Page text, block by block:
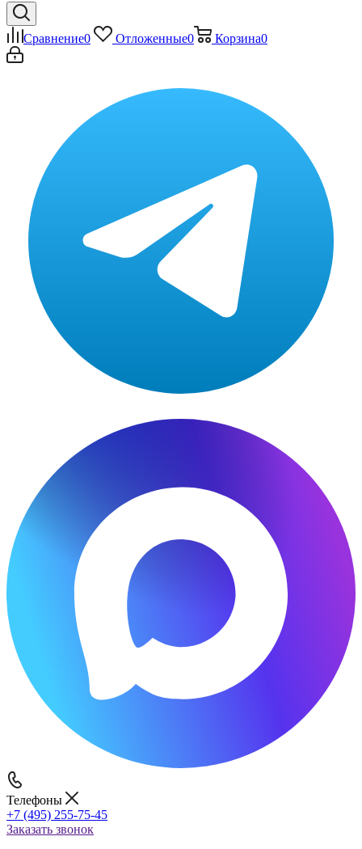
Сравнение0 Отложенные0 Корзина0
Телефоны
+7 (495) 255-75-45
Заказать звонок